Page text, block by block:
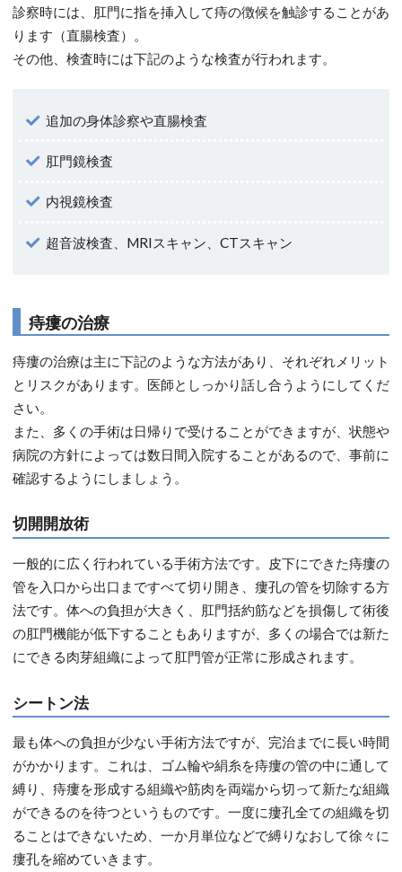
診察時には、肛門に指を挿入して痔の徴候を触診することがあ
ります（直腸検査）。
その他、検査時には下記のような検査が行われます。
追加の身体診察や直腸検査
肛門鏡検査
内視鏡検査
超音波検査、MRIスキャン、CTスキャン
痔瘻の治療
痔瘻の治療は主に下記のような方法があり、それぞれメリット
とリスクがあります。医師としっかり話し合うようにしてくだ
さい。
また、多くの手術は日帰りで受けることができますが、状態や
病院の方針によっては数日間入院することがあるので、事前に
確認するようにしましょう。
切開開放術
一般的に広く行われている手術方法です。皮下にできた痔瘻の
管を入口から出口まですべて切り開き、瘻孔の管を切除する方
法です。体への負担が大きく、肛門括約筋などを損傷して術後
の肛門機能が低下することもありますが、多くの場合では新た
にできる肉芽組織によって肛門管が正常に形成されます。
シートン法
最も体への負担が少ない手術方法ですが、完治までに長い時間
がかかります。これは、ゴム輪や絹糸を痔瘻の管の中に通して
縛り、痔瘻を形成する組織や筋肉を両端から切って新たな組織
ができるのを待つというものです。一度に瘻孔全ての組織を切
ることはできないため、一か月単位などで縛りなおして徐々に
瘻孔を縮めていきます。